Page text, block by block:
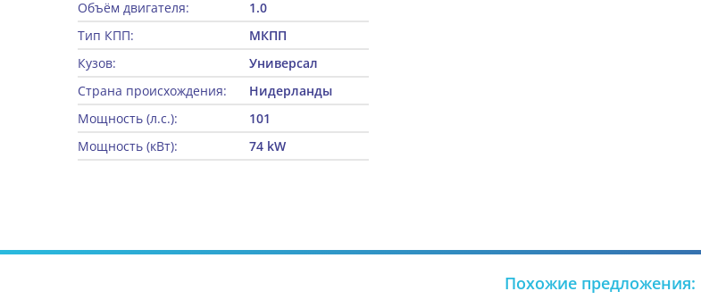
Объём двигателя:
1.0
Тип КПП:
МКПП
Кузов:
Универсал
Страна происхождения:
Нидерланды
Мощность (л.с.):
101
Мощность (кВт):
74 kW
Похожие предложения: